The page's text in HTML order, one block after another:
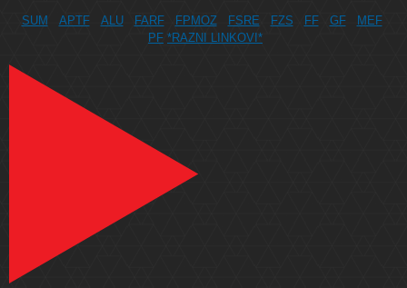
SUM APTF ALU FARF FPMOZ FSRE FZS FF GF
MEF
PF *RAZNI LINKOVI*